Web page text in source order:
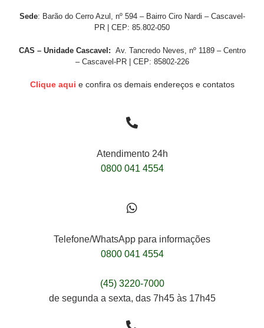
Sede: Barão do Cerro Azul, nº 594 – Bairro Ciro Nardi – Cascavel-
PR | CEP: 85.802-050
CAS – Unidade Cascavel: Av. Tancredo Neves, nº 1189 – Centro
– Cascavel-PR | CEP: 85802-226
Clique aqui e confira os demais endereços e contatos
Atendimento 24h
0800 041 4554
Telefone/WhatsApp para informações
0800 041 4554
(45) 3220-7000
de segunda a sexta, das 7h45 às 17h45